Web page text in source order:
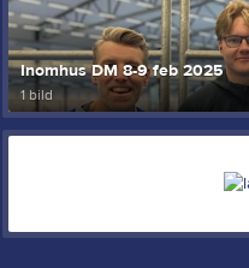
Inomhus DM 8-9 feb 2025
1 bild